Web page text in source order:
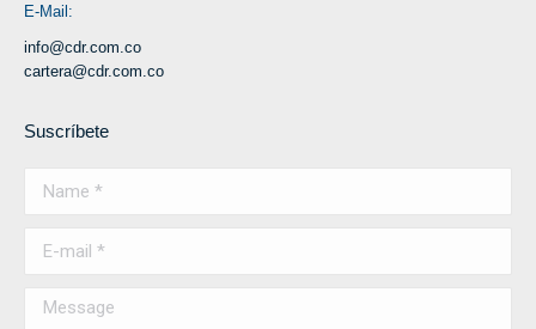
E-Mail:
info@cdr.com.co
cartera@cdr.com.co
Suscríbete
Message